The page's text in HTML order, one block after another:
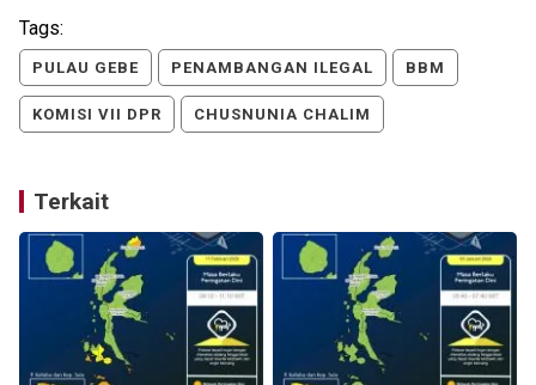
Tags:
PULAU GEBE PENAMBANGAN ILEGAL BBM
KOMISI VII DPR CHUSNUNIA CHALIM
Terkait